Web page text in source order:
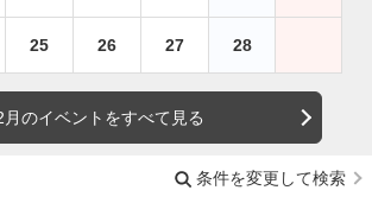
25 26 27 28
月のイベントをすべて見る
条件を変更して検索